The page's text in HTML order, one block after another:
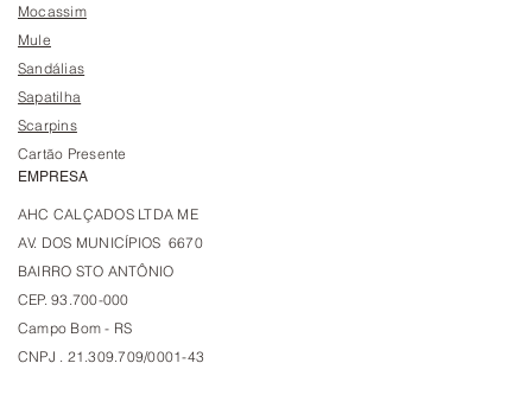
Mocassim
Mule
Sandálias
Sapatilha
Scarpins
Cartão Presente
EMPRESA
AHC CALÇADOS LTDA ME
AV. DOS MUNICÍPIOS 6670
BAIRRO STO ANTÔNIO
CEP. 93.700-000
Campo Bom - RS
CNPJ . 21.309.709/0001-43